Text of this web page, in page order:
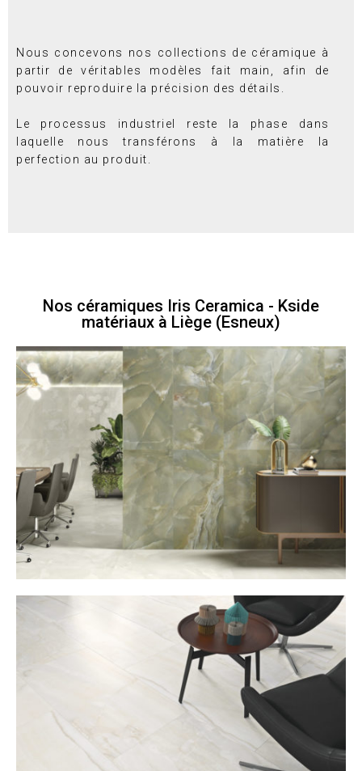
Nous concevons nos collections de céramique à
partir de véritables modèles fait main, afin de
pouvoir reproduire la précision des détails.
Le processus industriel reste la phase dans
laquelle nous transférons à la matière la
perfection au produit.
Nos céramiques Iris Ceramica - Kside
matériaux à Liège (Esneux)